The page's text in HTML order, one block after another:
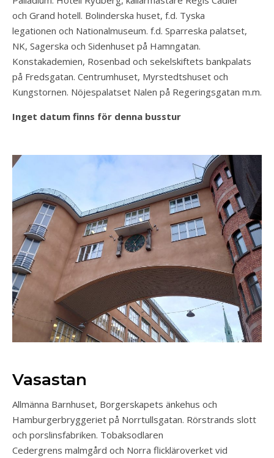
och Grand hotell. Bolinderska huset, f.d. Tyska
legationen och Nationalmuseum. f.d. Sparreska palatset,
NK, Sagerska och Sidenhuset på Hamngatan.
Konstakademien, Rosenbad och sekelskiftets bankpalats
på Fredsgatan. Centrumhuset, Myrstedtshuset och
Kungstornen. Nöjespalatset Nalen på Regeringsgatan m.m.
Inget datum finns för denna busstur
Vasastan
Allmänna Barnhuset, Borgerskapets änkehus och
Hamburgerbryggeriet på Norrtullsgatan. Rörstrands slott
och porslinsfabriken. Tobaksodlaren
Cedergrens malmgård och Norra flickläroverket vid